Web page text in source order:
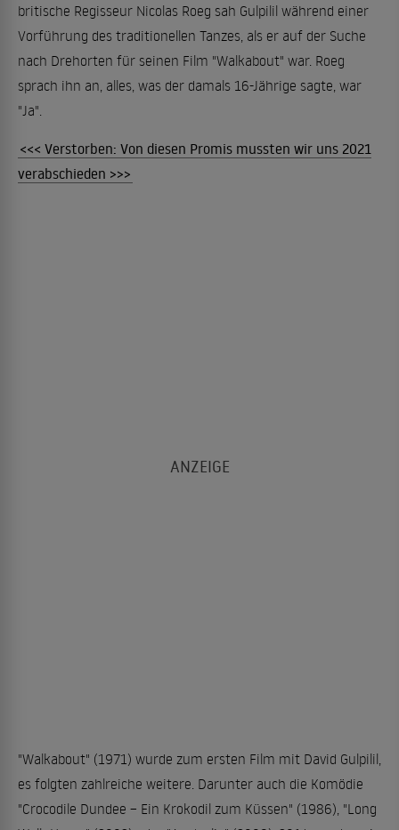
britische Regisseur Nicolas Roeg sah Gulpilil während einer
Vorführung des traditionellen Tanzes, als er auf der Suche
nach Drehorten für seinen Film "Walkabout" war. Roeg
sprach ihn an, alles, was der damals 16-Jährige sagte, war
"Ja".
<<< Verstorben: Von diesen Promis mussten wir uns 2021
verabschieden >>>
"Walkabout" (1971) wurde zum ersten Film mit David Gulpilil,
es folgten zahlreiche weitere. Darunter auch die Komödie
"Crocodile Dundee – Ein Krokodil zum Küssen" (1986), "Long